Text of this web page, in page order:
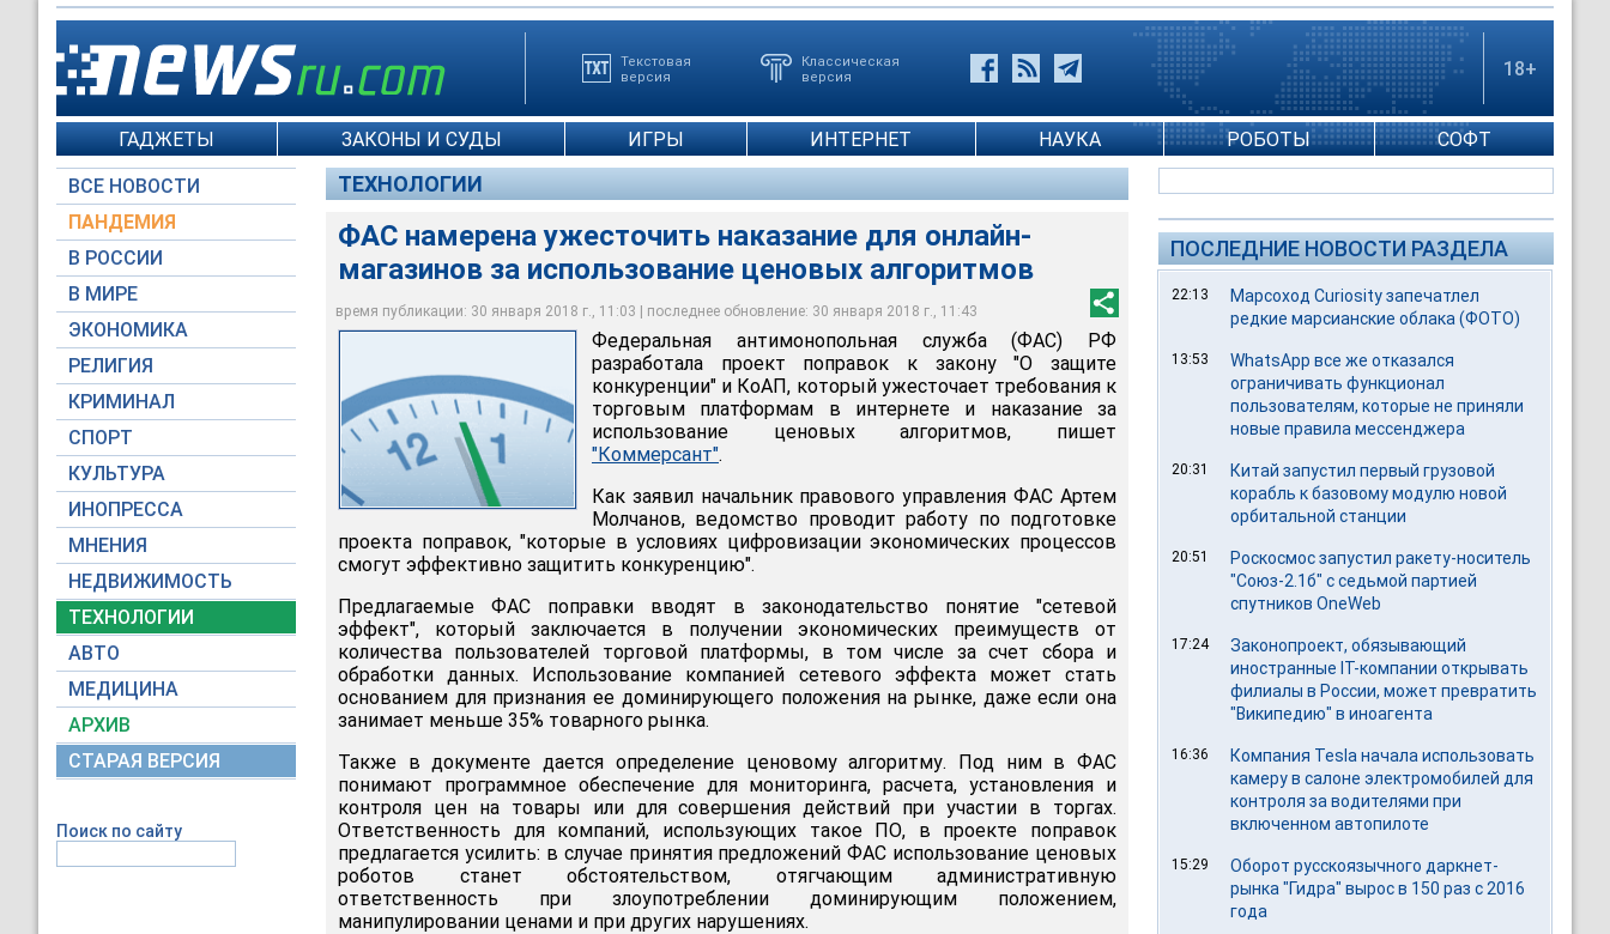
Текстовая
версия
Классическая
версия
18+
ГАДЖЕТЫ ЗАКОНЫ И СУДЫ ИГРЫ ИНТЕРНЕТ НАУКА РОБОТЫ СОФТ
ВСЕ НОВОСТИ
ПАНДЕМИЯ
В РОССИИ
В МИРЕ
ЭКОНОМИКА
РЕЛИГИЯ
КРИМИНАЛ
СПОРТ
КУЛЬТУРА
ИНОПРЕССА
МНЕНИЯ
НЕДВИЖИМОСТЬ
ТЕХНОЛОГИИ
АВТО
МЕДИЦИНА
АРХИВ
СТАРАЯ ВЕРСИЯ
Поиск по сайту
ТЕХНОЛОГИИ
ФАС намерена ужесточить наказание для онлайн-
магазинов за использование ценовых алгоритмов
время публикации: 30 января 2018 г., 11:03 | последнее обновление: 30 января 2018 г., 11:43
Moscow-Live.ru
Федеральная антимонопольная служба (ФАС) РФ
разработала проект поправок к закону "О защите
конкуренции" и КоАП, который ужесточает требования к
торговым платформам в интернете и наказание за
использование ценовых алгоритмов, пишет
"Коммерсант".
Как заявил начальник правового управления ФАС Артем
Молчанов, ведомство проводит работу по подготовке
проекта поправок, "которые в условиях цифровизации экономических процессов
смогут эффективно защитить конкуренцию".
Предлагаемые ФАС поправки вводят в законодательство понятие "сетевой
эффект", который заключается в получении экономических преимуществ от
количества пользователей торговой платформы, в том числе за счет сбора и
обработки данных. Использование компанией сетевого эффекта может стать
основанием для признания ее доминирующего положения на рынке, даже если она
занимает меньше 35% товарного рынка.
Также в документе дается определение ценовому алгоритму. Под ним в ФАС
понимают программное обеспечение для мониторинга, расчета, установления и
контроля цен на товары или для совершения действий при участии в торгах.
Ответственность для компаний, использующих такое ПО, в проекте поправок
предлагается усилить: в случае принятия предложений ФАС использование ценовых
роботов станет обстоятельством, отягчающим административную
ответственность при злоупотреблении доминирующим положением,
манипулировании ценами и при других нарушениях.
ПОСЛЕДНИЕ НОВОСТИ РАЗДЕЛА
22:13
Марсоход Curiosity запечатлел
редкие марсианские облака (ФОТО)
13:53
WhatsApp все же отказался
ограничивать функционал
пользователям, которые не приняли
новые правила мессенджера
20:31
Китай запустил первый грузовой
корабль к базовому модулю новой
орбитальной станции
20:51
Роскосмос запустил ракету-носитель
"Союз-2.1б" с седьмой партией
спутников OneWeb
17:24
Законопроект, обязывающий
иностранные IT-компании открывать
филиалы в России, может превратить
"Википедию" в иноагента
16:36
Компания Tesla начала использовать
камеру в салоне электромобилей для
контроля за водителями при
включенном автопилоте
15:29
Оборот русскоязычного даркнет-
рынка "Гидра" вырос в 150 раз с 2016
года